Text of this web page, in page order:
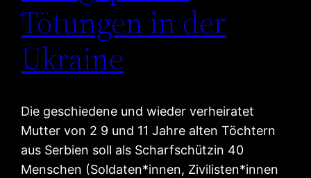
Tötungen in der
Ukraine
Die geschiedene und wieder verheiratet
Mutter von 2 9 und 11 Jahre alten Töchtern
aus Serbien soll als Scharfschützin 40
Menschen (Soldaten*innen, Zivilisten*innen